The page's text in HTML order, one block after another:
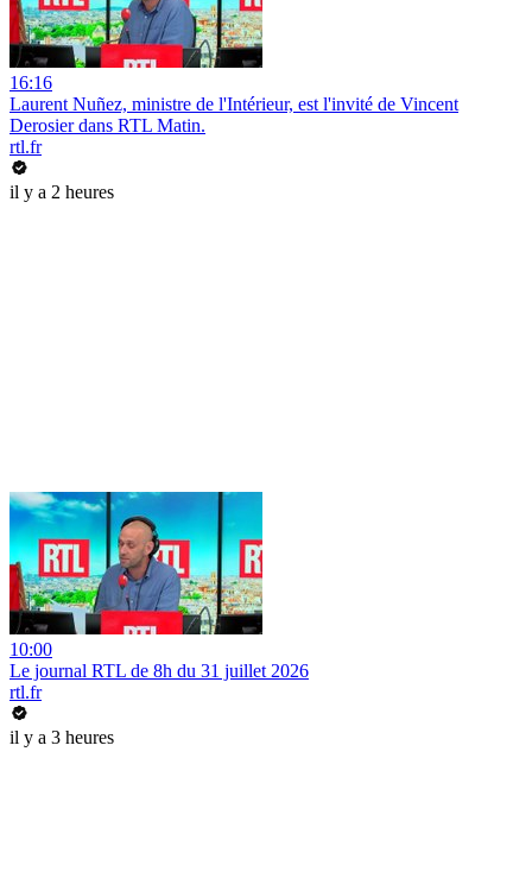
16:16
Laurent Nuñez, ministre de l'Intérieur, est l'invité de Vincent
Derosier dans RTL Matin.
rtl.fr
il y a 2 heures
10:00
Le journal RTL de 8h du 31 juillet 2026
rtl.fr
il y a 3 heures